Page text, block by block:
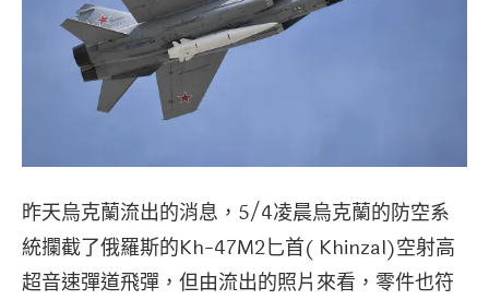
昨天烏克蘭流出的消息，5/4凌晨烏克蘭的防空系
統攔截了俄羅斯的Kh-47M2匕首( Khinzal)空射高
超音速彈道飛彈，但由流出的照片來看，零件也符